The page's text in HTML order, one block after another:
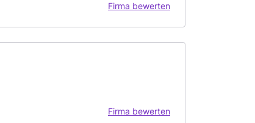
Firma bewerten
Firma bewerten